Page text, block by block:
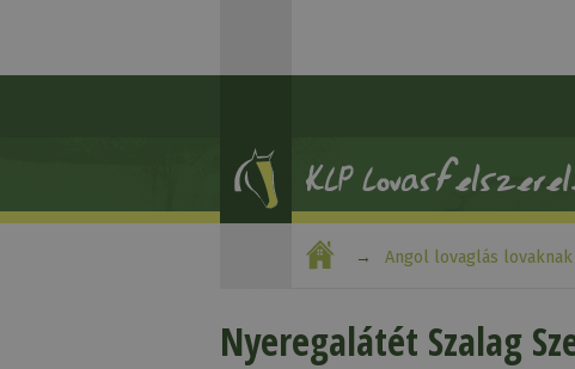
Angol lovaglás lovaknak
Nyeregalátét Szalag